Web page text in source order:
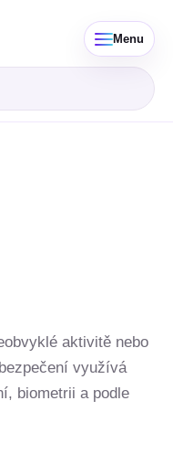
Menu
aktivitě nebo
využívá
biometrii a podle